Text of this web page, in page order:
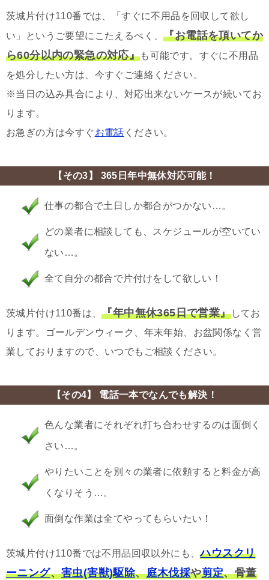
茨城片付け110番では、「すぐに不用品を回収して欲し
い」というご要望にこたえるべく、『お電話を頂いてか
ら60分以内の緊急の対応』も可能です。すぐに不用品
を処分したい方は、今すぐご連絡ください。
※当日の込み具合により、対応出来ないケースが続いてお
ります。
お急ぎの方は今すぐお電話 ください。
【その3】 365日年中無休対応可能！
仕事の都合で土日しか都合がつかない…。
どの業者に相談しても、スケジュールが空いてい
ない…。
全て自分の都合で片付けをして欲しい！
茨城片付け110番は、『年中無休365日で営業』してお
ります。ゴールデンウィーク、年末年始、お盆関係なく営
業しておりますので、いつでもご相談ください。
【その4】 電話一本でなんでも解決！
色んな業者にそれぞれ打ち合わせするのは面倒く
さい…。
やりたいことを別々の業者に依頼すると料金が高
くなりそう…。
面倒な作業は全てやってもらいたい！
茨城片付け110番では不用品回収以外にも、ハウスクリ
ーニング、害虫(害獣)駆除、庭木伐採や剪定、骨董